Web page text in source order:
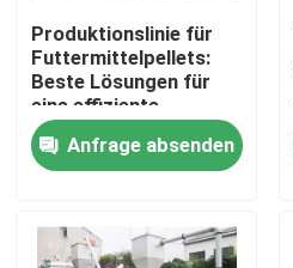
Produktionslinie für
Futtermittelpellets:
Beste Lösungen für
eine effiziente
Futtermittelproduktion
Anfrage absenden